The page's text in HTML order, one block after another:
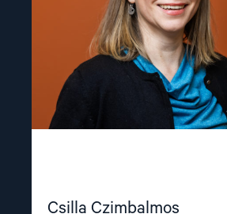
Csilla Czimbalmos